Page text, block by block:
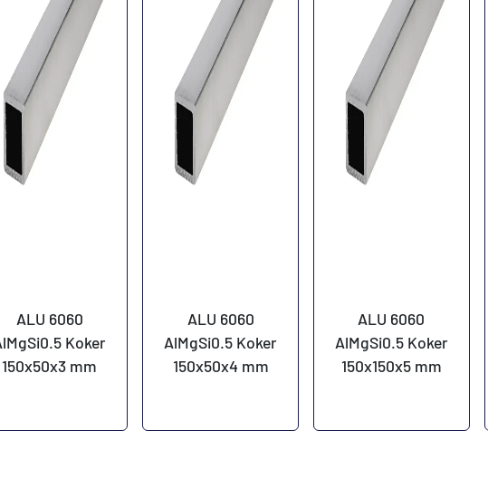
ALU 6060
Koker
150x50x3 mm
ALU 6060
AlMgSi0.5 Koker
150x50x4 mm
ALU 6060
AlMgSi0.5 Koker
150x150x5 mm